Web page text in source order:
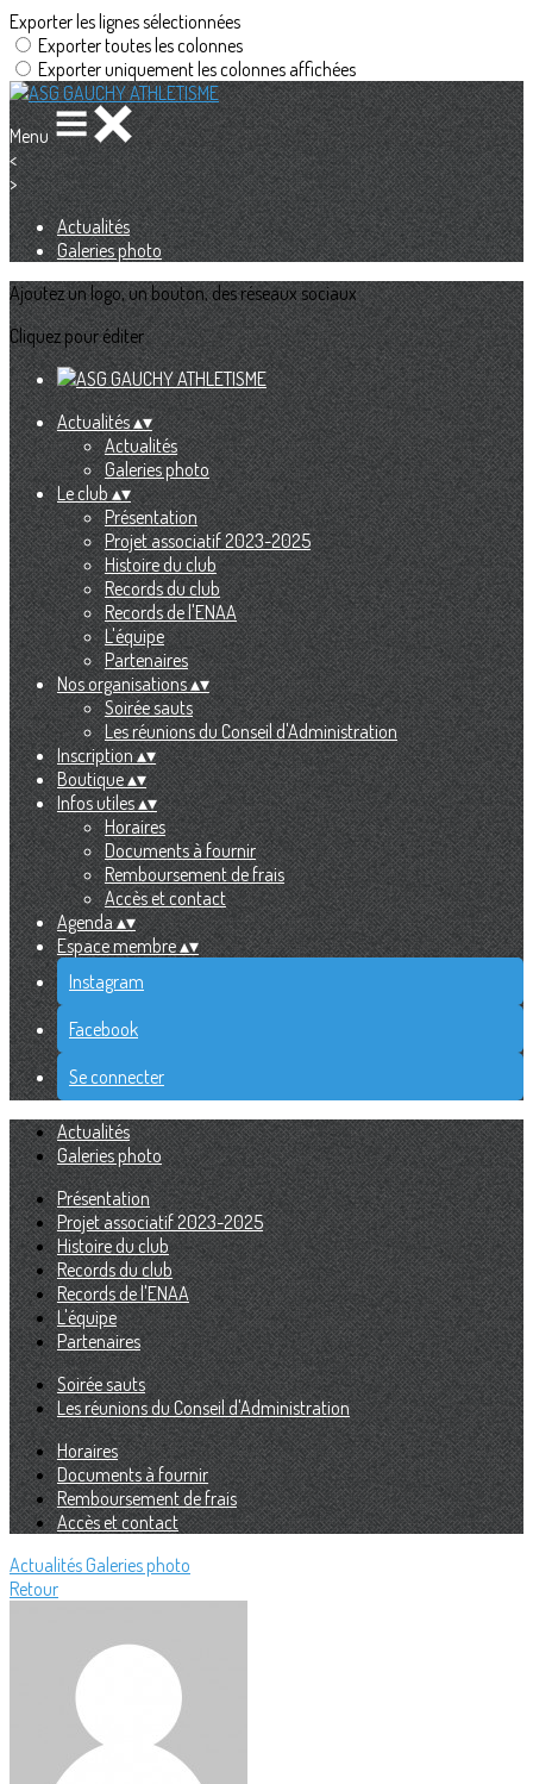
Exporter les lignes sélectionnées
Exporter toutes les colonnes
Exporter uniquement les colonnes affichées
Menu
<
>
Actualités
Galeries photo
Ajoutez un logo, un bouton, des réseaux sociaux
Cliquez pour éditer
Actualités▴▾
Actualités
Galeries photo
Le club▴▾
Présentation
Projet associatif 2023-2025
Histoire du club
Records du club
Records de l'ENAA
L'équipe
Partenaires
Nos organisations▴▾
Soirée sauts
Les réunions du Conseil d'Administration
Inscription▴▾
Boutique▴▾
Infos utiles▴▾
Horaires
Documents à fournir
Remboursement de frais
Accès et contact
Agenda▴▾
Espace membre▴▾
Instagram
Facebook
Se connecter
Actualités
Galeries photo
Présentation
Projet associatif 2023-2025
Histoire du club
Records du club
Records de l'ENAA
L'équipe
Partenaires
Soirée sauts
Les réunions du Conseil d'Administration
Horaires
Documents à fournir
Remboursement de frais
Accès et contact
Actualités Galeries photo
Retour